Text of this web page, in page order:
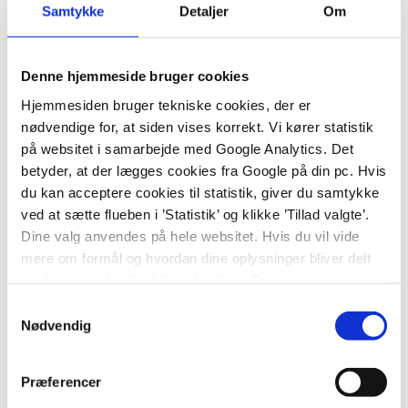
Samtykke Detaljer Om
Denne hjemmeside bruger cookies
Hjemmesiden bruger tekniske cookies, der er
nødvendige for, at siden vises korrekt. Vi kører statistik
på websitet i samarbejde med Google Analytics. Det
betyder, at der lægges cookies fra Google på din pc. Hvis
du kan acceptere cookies til statistik, giver du samtykke
ved at sætte flueben i ’Statistik’ og klikke ’Tillad valgte’.
Dine valg anvendes på hele websitet. Hvis du vil vide
mere om formål og hvordan dine oplysninger bliver delt
i nederste venstre hjørne på websitet.
Nødvendig
Præferencer
alle andre elever i den danske folkeskole.
og 10 klasse lyder på 7.5. Hvis man alene tager
Lærte at tro på sig selv
Der er givet flere 12-taller. Rasmine Therese
Lindholm fik to – et i dansk og et i fysik/kemi. Hun
har gået på skolen siden 1. klasse. Efter
sommerferien skal hun på efterskole i Sorø.
“Jeg har lært altid at tro på mig selv.
fantastisk. Der er plads til alle, og